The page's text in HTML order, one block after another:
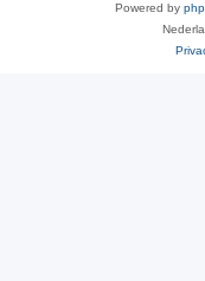
Powered by